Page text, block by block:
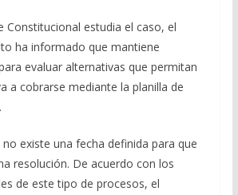
Constitucional estudia el caso, el
ha informado que mantiene
evaluar alternativas que permitan
a cobrarse mediante la planilla de
existe una fecha definida para que
resolución. De acuerdo con los
de este tipo de procesos, el